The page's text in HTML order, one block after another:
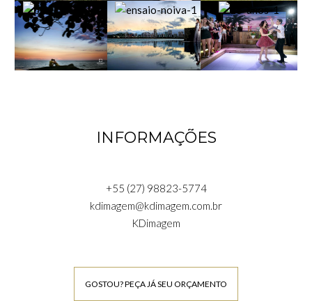
INFORMAÇÕES
+55 (27) 98823-5774
kdimagem@kdimagem.com.br
KDimagem
GOSTOU? PEÇA JÁ SEU ORÇAMENTO